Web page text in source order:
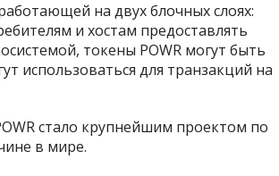
на двух блочных слоях:
и хостам предоставлять
токены POWR могут быть
использоваться для транзакций на
стало крупнейшим проектом по
в мире.